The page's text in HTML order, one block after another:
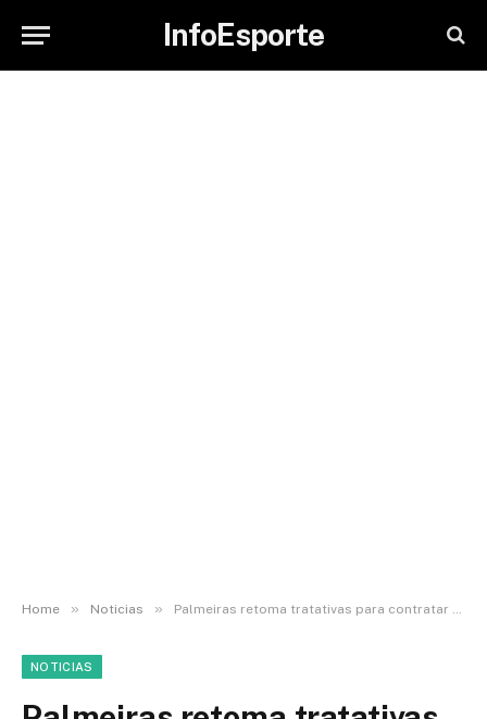
InfoEsporte
Home » Noticias » Palmeiras retoma tratativas para contratar Andreas Pereira, do Fulham, aponta PVC
NOTICIAS